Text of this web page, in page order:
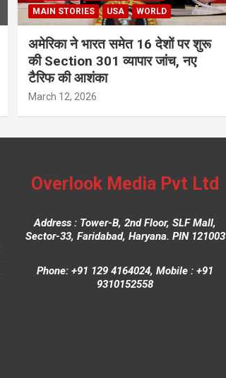
MAIN STORIES
USA WORLD
अमेरिका ने भारत समेत 16 देशों पर शुरू
की Section 301 व्यापार जांच, नए
टैरिफ की आशंका
March 12, 2026
Overlook Media Pvt Ltd
Address : Tower-B, 2nd Floor, SLF Mall,
Sector-33, Faridabad, Haryana. PIN 121003
Phone: +91 129 4164024, Mobile : +91
9310152558